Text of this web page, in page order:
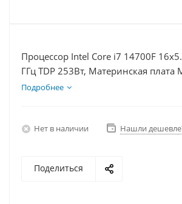
Процессор Intel Core i7 14700F
ГГц TDP 253Вт, Материнская плата
BOMBER WIFI D5, Видеокарта RTX
Подробнее
Нет в наличии Нашли
Поделиться